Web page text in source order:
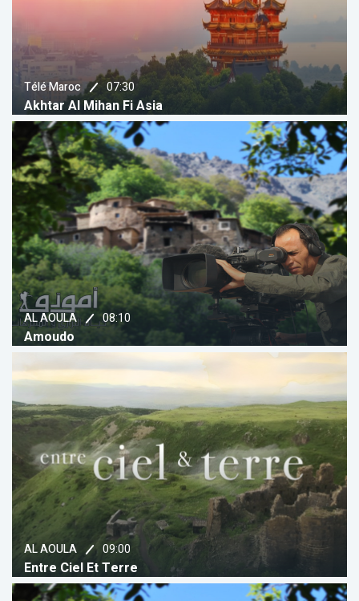
Télé Maroc 07:30
Akhtar Al Mihan Fi Asia
AL AOULA 08:10
Amoudo
AL AOULA 09:00
Entre Ciel Et Terre